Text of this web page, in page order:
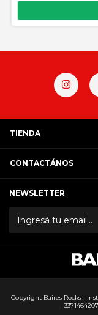
TIENDA
CONTACTÁNOS
NEWSLETTER
Copyright Baires Rocks -
-